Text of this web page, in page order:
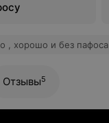
, хорошо и без пафоса
Отзывы5